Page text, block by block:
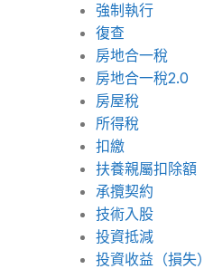
強制執行
復查
房地合一稅
房地合一稅2.0
房屋稅
所得稅
扣繳
扶養親屬扣除額
承攬契約
技術入股
投資抵減
投資收益（損失）